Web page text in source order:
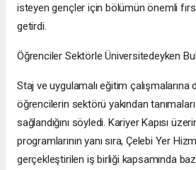
isteyen gençler için bölümün önemli
getirdi.
Öğrenciler Sektörle Üniversitedeyken
Staj ve uygulamalı eğitim çalışmalarına
öğrencilerin sektörü yakından
sağlandığını söyledi. Kariyer Kapısı
programlarının yanı sıra, Çelebi Yer
gerçekleştirilen iş birliği kapsamında